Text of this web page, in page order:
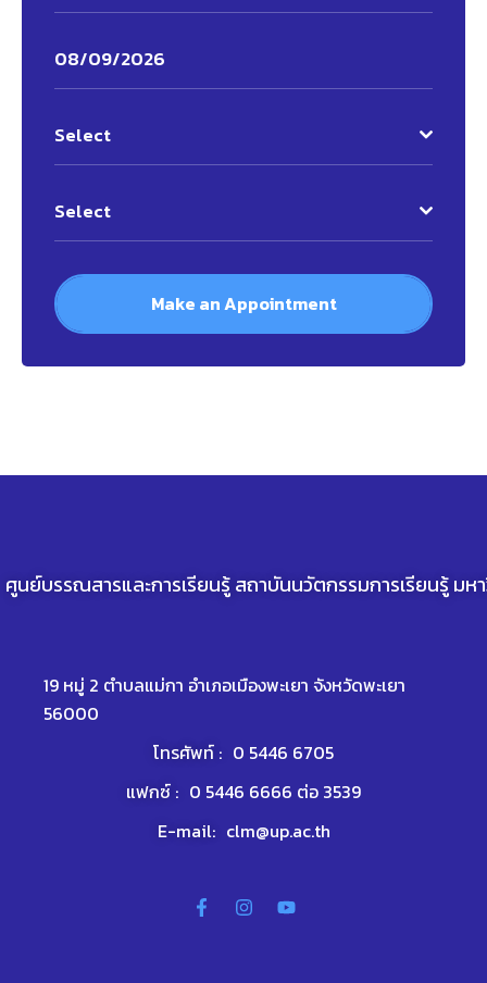
Select
Select
Make an Appointment
ศูนย์บรรณสารและการเรียนรู้ สถาบันนวัตกรรมการเรียนรู้ มห
19 หมู่ 2 ตำบลแม่กา อำเภอเมืองพะเยา จังหวัดพะเยา
56000
โทรศัพท์ : 0 5446 6705
แฟกซ์ : 0 5446 6666 ต่อ 3539
E-mail: clm@up.ac.th